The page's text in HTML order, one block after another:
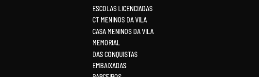
ESCOLAS LICENCIADAS
CT MENINOS DA VILA
CASA MENINOS DA VILA
MEMORIAL
DAS CONQUISTAS
EMBAIXADAS